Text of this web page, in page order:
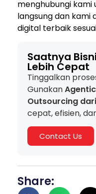
menghubungi kami
langsung dan kami
digital terbaik
Saatnya
Lebih Cepat
Tinggalkan
Gunakan
Outsourcing
cepat, efisien,
Contact Us
Share: